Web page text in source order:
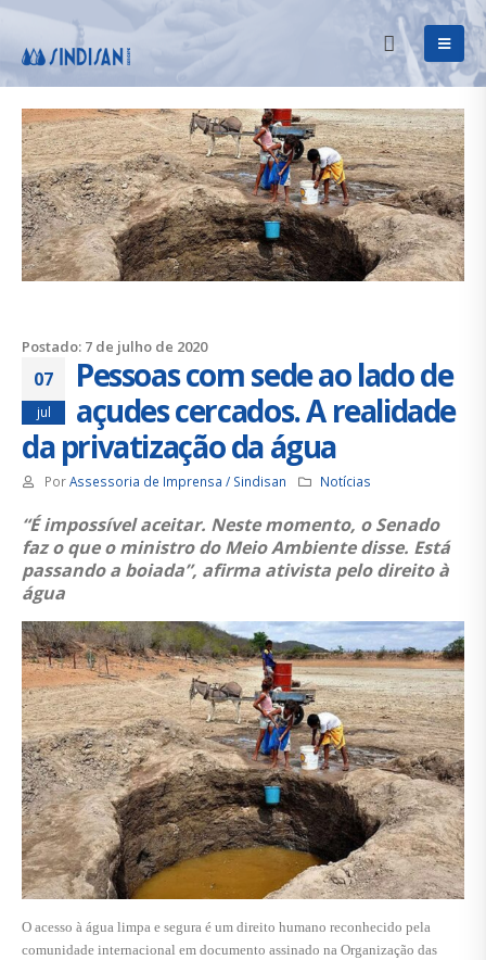
Postado: 7 de julho de 2020
07
jul
Pessoas com sede ao lado de
açudes cercados. A realidade
da privatização da água
PorAssessoria de Imprensa / Sindisan Notícias
“É impossível aceitar. Neste momento, o Senado
faz o que o ministro do Meio Ambiente disse. Está
passando a boiada”, afirma ativista pelo direito à
água
O acesso à água limpa e segura é um direito humano reconhecido pela
comunidade internacional em documento assinado na Organização das